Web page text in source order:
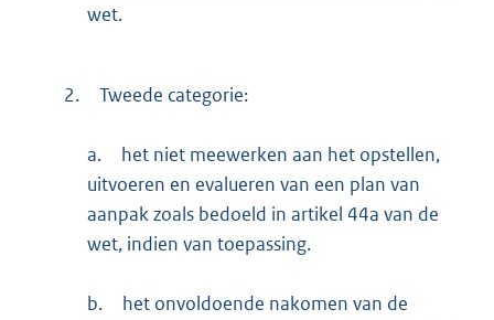
wet.
2. Tweede categorie:
a.
het niet meewerken aan het opstellen,
uitvoeren en evalueren van een plan van
aanpak zoals bedoeld in artikel 44a van de
wet, indien van toepassing.
b.
het onvoldoende nakomen van de